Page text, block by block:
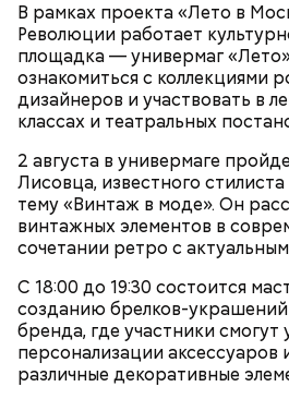
В рамках проекта «Лето в
Революции работает
площадка — универмаг
ознакомиться с коллекциями
дизайнеров и участвовать в
классах и театральных
2 августа в универмаге
Лисовца, известного
тему «Винтаж в моде». Он
винтажных элементов в
сочетании ретро с
С 18:00 до 19:30 состоится
созданию брелков-украшений
бренда, где участники смогут
персонализации аксессуаров
различные декоративные
Также существует раздел
который будет полезен
нем можно найти
преимущества дает
программе лояльности. Там же
отправить заявку на
Ботанический сад РАН;
ВДНХ;
Лосиный Остров;
Измайловский парк;
Парк Кузьминки;
Парк 850-летия Москвы;
Братеевскую пойму;
Борисовские пруды;
Царицыно;
Карта маршрута
Фото: Пресс-служба ЦОДД